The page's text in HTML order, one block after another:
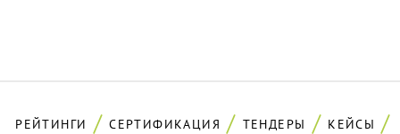
РЕЙТИНГИ СЕРТИФИКАЦИЯ ТЕНДЕРЫ
КЕЙСЫ